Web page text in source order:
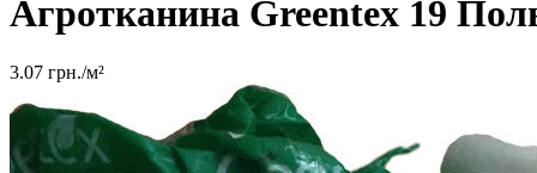
Агротканина Greentex 19
3.07 грн./м²